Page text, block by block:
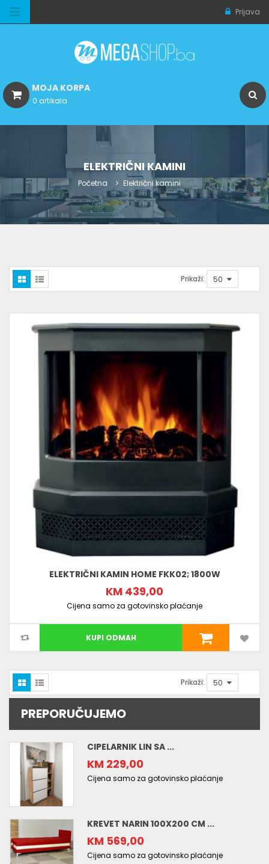
Prijava
MOJA KORPA
0 artikala
ELEKTRIČNI KAMINI
Početna Električni kamini
Prikaži:
ELEKTRIČNI KAMIN HOME FKK02; 1800W
KM 439,00
Cijena samo za gotovinsko plaćanje
KUPI ODMAH
Prikaži:
PREPORUČUJEMO
CIPELARNIK LIN SA ...
KM 229,00
Cijena samo za gotovinsko plaćanje
KREVET NARIN 100X200 CM ...
KM 569,00
Cijena samo za gotovinsko plaćanje